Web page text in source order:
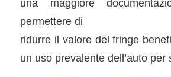
una maggiore
permettere di
ridurre il valore del fringe
un uso prevalente dell’auto per